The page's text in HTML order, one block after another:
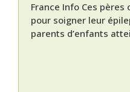
France Info Ces
pour soigner leur
parents d’enfants